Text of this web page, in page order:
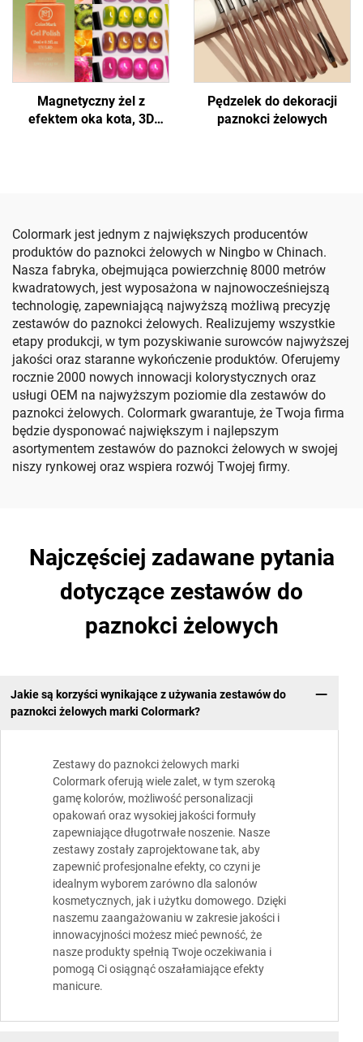
Magnetyczny żel z
efektem oka kota, 3D
Pędzelek do dekoracji
paznokci żelowych
Colormark jest jednym z największych producentów
produktów do paznokci żelowych w Ningbo w Chinach.
Nasza fabryka, obejmująca powierzchnię 8000 metrów
kwadratowych, jest wyposażona w najnowocześniejszą
technologię, zapewniającą najwyższą możliwą precyzję
zestawów do paznokci żelowych. Realizujemy wszystkie
etapy produkcji, w tym pozyskiwanie surowców najwyższej
jakości oraz staranne wykończenie produktów. Oferujemy
rocznie 2000 nowych innowacji kolorystycznych oraz
usługi OEM na najwyższym poziomie dla zestawów do
paznokci żelowych. Colormark gwarantuje, że Twoja firma
będzie dysponować największym i najlepszym
asortymentem zestawów do paznokci żelowych w swojej
niszy rynkowej oraz wspiera rozwój Twojej firmy.
Najczęściej zadawane pytania
dotyczące zestawów do
paznokci żelowych
Jakie są korzyści wynikające z używania zestawów do
paznokci żelowych marki Colormark?
Zestawy do paznokci żelowych marki
Colormark oferują wiele zalet, w tym szeroką
gamę kolorów, możliwość personalizacji
opakowań oraz wysokiej jakości formuły
zapewniające długotrwałe noszenie. Nasze
zestawy zostały zaprojektowane tak, aby
zapewnić profesjonalne efekty, co czyni je
idealnym wyborem zarówno dla salonów
kosmetycznych, jak i użytku domowego. Dzięki
naszemu zaangażowaniu w zakresie jakości i
innowacyjności możesz mieć pewność, że
nasze produkty spełnią Twoje oczekiwania i
pomogą Ci osiągnąć oszałamiające efekty
manicure.